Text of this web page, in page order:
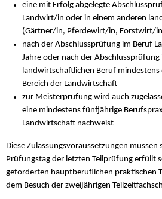
eine mit Erfolg abgelegte
Landwirt/in oder in einem anderen
(Gärtner/in, Pferdewirt/in, Forstwirt/
nach der Abschlussprüfung im Beruf
Jahre oder nach der Abschlussprüfung
landwirtschaftlichen Beruf mindestens
Bereich der Landwirtschaft
zur Meisterprüfung wird auch
eine mindestens fünfjährige
Landwirtschaft nachweist
Diese Zulassungsvoraussetzungen
Prüfungstag der letzten Teilprüfung erfüllt
geforderten hauptberuflichen praktischen
dem Besuch der zweijährigen